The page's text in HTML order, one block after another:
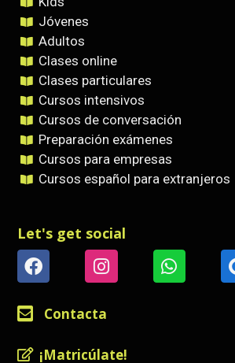
Jóvenes
Adultos
Clases online
Clases particulares
Cursos intensivos
Cursos de conversación
Preparación exámenes
Cursos para empresas
Cursos español para extranjeros
Let's get social
Contacta
¡Matricúlate!